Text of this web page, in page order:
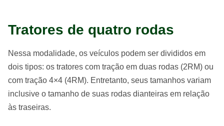
Tratores de quatro rodas
Nessa modalidade, os veículos podem ser divididos em
dois tipos: os tratores com tração em duas rodas (2RM) ou
com tração 4×4 (4RM). Entretanto, seus tamanhos variam
inclusive o tamanho de suas rodas dianteiras em relação
às traseiras.